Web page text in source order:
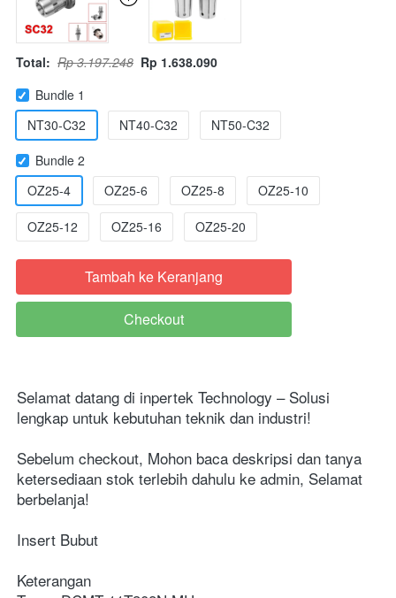
Total: Rp 3.197.248 Rp 1.638.090
Bundle 1
NT30-C32
NT40-C32
NT50-C32
Bundle 2
OZ25-4
OZ25-6 OZ25-8 OZ25-10
OZ25-12 OZ25-16 OZ25-20
`
Tambah ke Keranjang
`
Checkout
Selamat datang di inpertek Technology – Solusi
lengkap untuk kebutuhan teknik dan industri!
Sebelum checkout, Mohon baca deskripsi dan tanya
ketersediaan stok terlebih dahulu ke admin, Selamat
berbelanja!
Insert Bubut
Keterangan